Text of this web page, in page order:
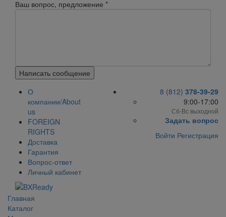
Ваш вопрос, предложение *
Написать сообщение
О
компании/About
us
FOREIGN
RIGHTS
Доставка
Гарантия
Вопрос-ответ
Личный кабинет
8 (812) 378-39-29
9:00-17:00
Сб-Вс выходной
Задать вопрос
Войти Регистрация
Главная
Каталог